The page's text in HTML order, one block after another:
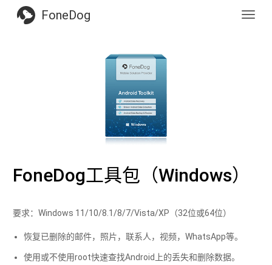
FoneDog
FoneDog工具包（Windows）
要求：Windows 11/10/8.1/8/7/Vista/XP（32位或64位）
恢复已删除的邮件，照片，联系人，视频，WhatsApp等。
使用或不使用root快速查找Android上的丢失和删除数据。